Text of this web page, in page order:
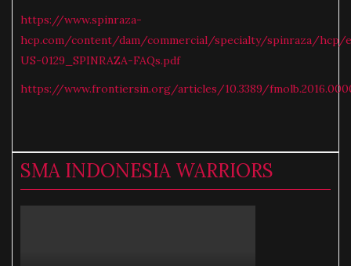
https://www.spinraza-
hcp.com/content/dam/commercial/specialty/spinraza/
US-0129_SPINRAZA-FAQs.pdf
https://www.frontiersin.org/articles/10.3389/
SMA INDONESIA WARRIORS